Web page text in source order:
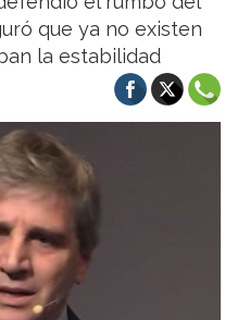
que ya no existen
la estabilidad